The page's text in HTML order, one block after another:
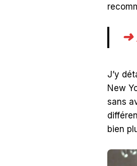
➜
J’y
New
sans
bien